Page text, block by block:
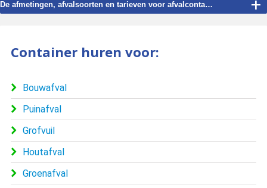
De afmetingen, afvalsoorten en tarieven voor afvalcontainer verhuur in Dieverbrug. +
Container huren voor:
Bouwafval
Puinafval
Grofvuil
Houtafval
Groenafval